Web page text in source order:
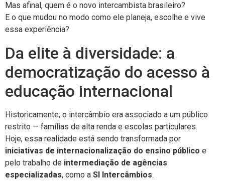
Mas afinal, quem é o novo intercambista brasileiro?
E o que mudou no modo como ele planeja, escolhe e vive
essa experiência?
Da elite à diversidade: a
democratização do acesso à
educação internacional
Historicamente, o intercâmbio era associado a um público
restrito — famílias de alta renda e escolas particulares.
Hoje, essa realidade está sendo transformada por
iniciativas de internacionalização do ensino público e
pelo trabalho de intermediação de agências
especializadas, como a SI Intercâmbios.